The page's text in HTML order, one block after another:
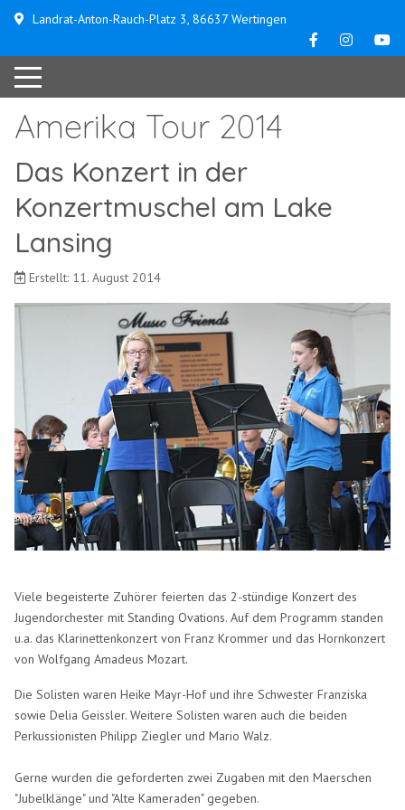
Landrat-Anton-Rauch-Platz 3, 86637 Wertingen
Amerika Tour 2014
Das Konzert in der
Konzertmuschel am Lake
Lansing
Erstellt: 11. August 2014
Viele begeisterte Zuhörer feierten das 2-stündige Konzert des
Jugendorchester mit Standing Ovations. Auf dem Programm standen
u.a. das Klarinettenkonzert von Franz Krommer und das Hornkonzert
von Wolfgang Amadeus Mozart.
Die Solisten waren Heike Mayr-Hof und ihre Schwester Franziska
sowie Delia Geissler. Weitere Solisten waren auch die beiden
Perkussionisten Philipp Ziegler und Mario Walz.
Gerne wurden die geforderten zwei Zugaben mit den Maerschen
"Jubelklänge" und "Alte Kameraden" gegeben.